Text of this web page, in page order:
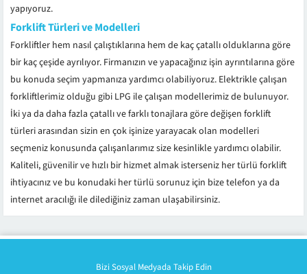
yapıyoruz.
Forklift Türleri ve Modelleri
Forkliftler hem nasıl çalıştıklarına hem de kaç çatallı olduklarına göre
bir kaç çeşide ayrılıyor. Firmanızın ve yapacağınız işin ayrıntılarına göre
bu konuda seçim yapmanıza yardımcı olabiliyoruz. Elektrikle çalışan
forkliftlerimiz olduğu gibi LPG ile çalışan modellerimiz de bulunuyor.
İki ya da daha fazla çatallı ve farklı tonajlara göre değişen forklift
türleri arasından sizin en çok işinize yarayacak olan modelleri
seçmeniz konusunda çalışanlarımız size kesinlikle yardımcı olabilir.
Kaliteli, güvenilir ve hızlı bir hizmet almak isterseniz her türlü forklift
ihtiyacınız ve bu konudaki her türlü sorunuz için bize telefon ya da
internet aracılığı ile dilediğiniz zaman ulaşabilirsiniz.
Bizi Sosyal Medyada Takip Edin